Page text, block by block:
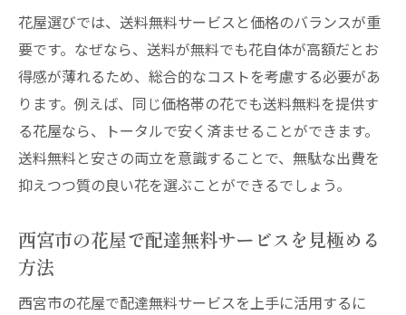
手軽な花購入へ西宮花屋の配達活用法
花屋の配達サービスは忙しい人に最適な選
択肢
西宮花屋の配達エリアと送料無料条件を知
る
オンライン注文で花屋の配達を簡単に利用
する方法
花屋の配達タイミングと受け取り方法をチ
花屋選びでは、送料無料サービスと価格のバランスが重
要です。なぜなら、送料が無料でも花自体が高額だとお
得感が薄れるため、総合的なコストを考慮する必要があ
ります。例えば、同じ価格帯の花でも送料無料を提供す
る花屋なら、トータルで安く済ませることができます。
送料無料と安さの両立を意識することで、無駄な出費を
抑えつつ質の良い花を選ぶことができるでしょう。
西宮市の花屋で配達無料サービスを見極める
方法
西宮市の花屋で配達無料サービスを上手に活用するに